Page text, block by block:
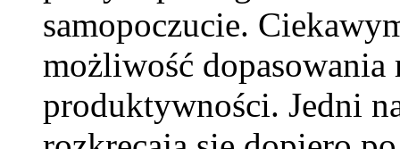
samopoczucie.
możliwość dopasowania
produktywności. Jedni